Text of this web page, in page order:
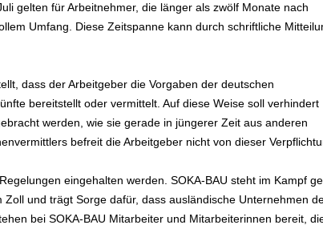
gelten für Arbeitneh­mer, die länger als zwölf Monate nach
Umfang. Diese Zeitspanne kann durch schriftliche
dass der Arbeitgeber die Vorgaben der deutschen
bereitstellt oder vermittelt. Auf diese Weise soll verhindert
werden, wie sie gerade in jüngerer Zeit aus anderen
befreit die Arbeitgeber nicht von dieser
eingehalten werden. SOKA-BAU steht im Kampf
und trägt Sorge dafür, dass ausländische Unternehmen
bei SOKA-BAU Mitarbeiter und Mitarbeiterinnen bereit,